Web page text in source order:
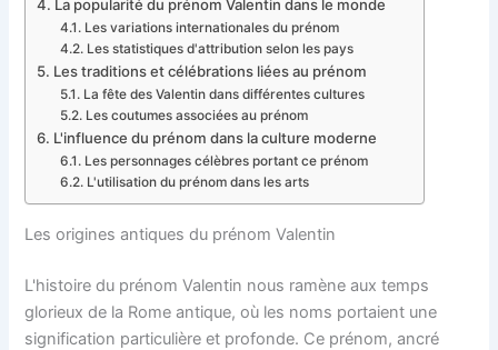
La popularité du prénom Valentin dans le monde
Les variations internationales du prénom
Les statistiques d'attribution selon les pays
Les traditions et célébrations liées au prénom
La fête des Valentin dans différentes cultures
Les coutumes associées au prénom
L'influence du prénom dans la culture moderne
Les personnages célèbres portant ce prénom
L'utilisation du prénom dans les arts
Les origines antiques du prénom Valentin
L'histoire du prénom Valentin nous ramène aux temps
glorieux de la Rome antique, où les noms portaient une
signification particulière et profonde. Ce prénom, ancré